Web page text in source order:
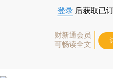
登录 后获取已
财新通会员
可畅读全文